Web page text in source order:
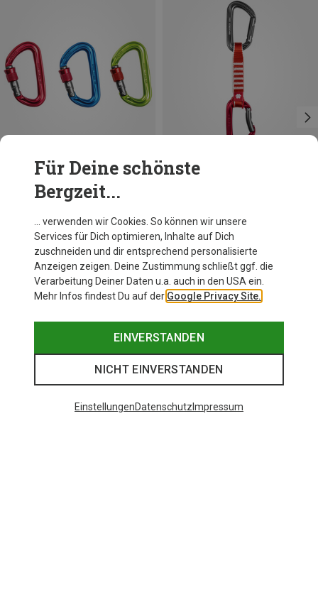
Hawk Screw 3-Pack Karabiner
Für Deine schönste
Bergzeit...
… verwenden wir Cookies. So können wir unsere
Services für Dich optimieren, Inhalte auf Dich
zuschneiden und dir entsprechend personalisierte
Anzeigen zeigen. Deine Zustimmung schließt ggf. die
Verarbeitung Deiner Daten u.a. auch in den USA ein.
Mehr Infos findest Du auf der Google Privacy Site.
EINVERSTANDEN
NICHT EINVERSTANDEN
EinstellungenDatenschutz Impressum